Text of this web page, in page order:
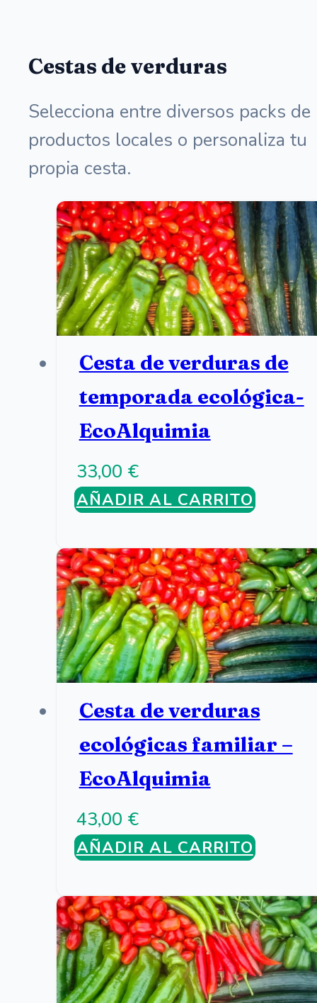
Cestas de verduras
Selecciona entre diversos packs de
productos locales o personaliza tu
propia cesta.
Cesta de verduras de
temporada ecológica-
EcoAlquimia
33,00 €
AÑADIR AL CARRITO
Cesta de verduras
ecológicas familiar –
EcoAlquimia
43,00 €
AÑADIR AL CARRITO